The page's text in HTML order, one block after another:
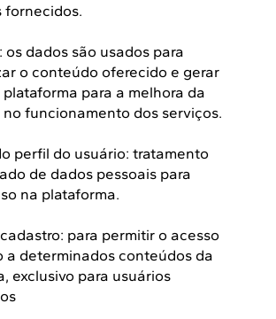
fornecidos.
os dados são usados para
o conteúdo oferecido e gerar
plataforma para a melhora da
funcionamento dos serviços.
perfil do usuário: tratamento
de dados pessoais para
na plataforma.
para permitir o acesso
a determinados conteúdos da
exclusivo para usuários